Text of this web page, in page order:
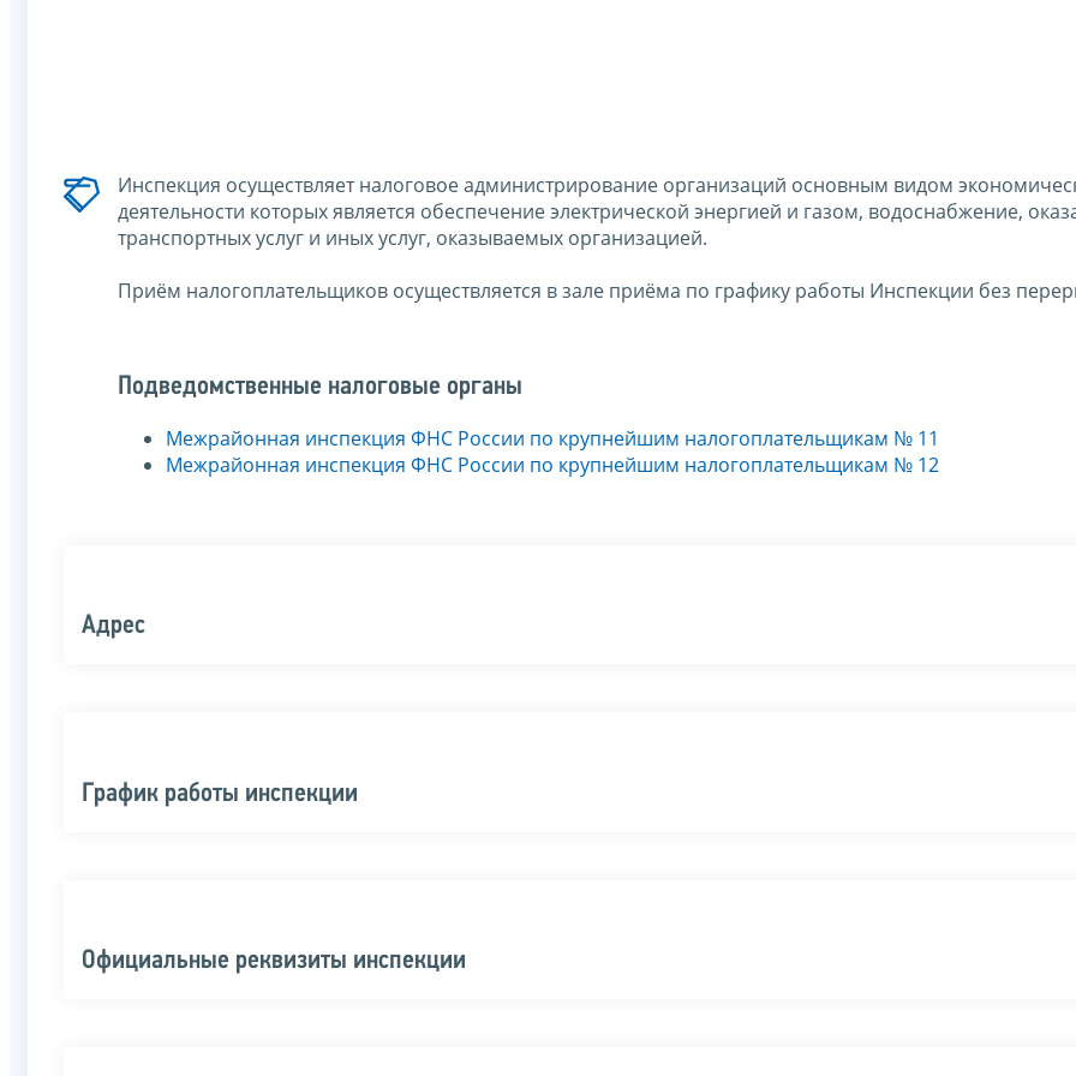
Инспекция осуществляет налоговое администрирование организаций основным видом
деятельности которых является обеспечение электрической энергией и газом, водоснабжение,
транспортных услуг и иных услуг, оказываемых организацией.
Приём налогоплательщиков осуществляется в зале приёма по графику работы Инспекции без
Подведомственные налоговые органы
Межрайонная инспекция ФНС России по крупнейшим налогоплательщикам № 11
Межрайонная инспекция ФНС России по крупнейшим налогоплательщикам № 12
Адрес
График работы инспекции
Официальные реквизиты инспекции